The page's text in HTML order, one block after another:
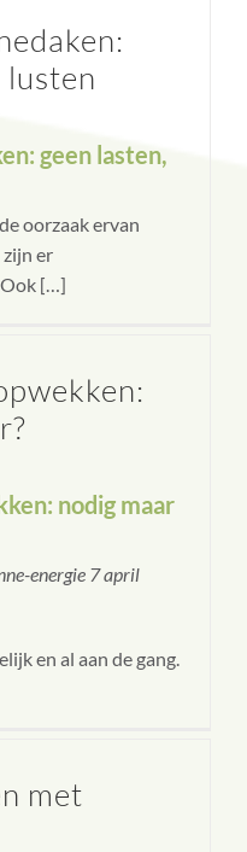
lusten
geen lasten,
oorzaak ervan
er
[…]
nodig maar
energie 7 april
en al aan de gang.
met